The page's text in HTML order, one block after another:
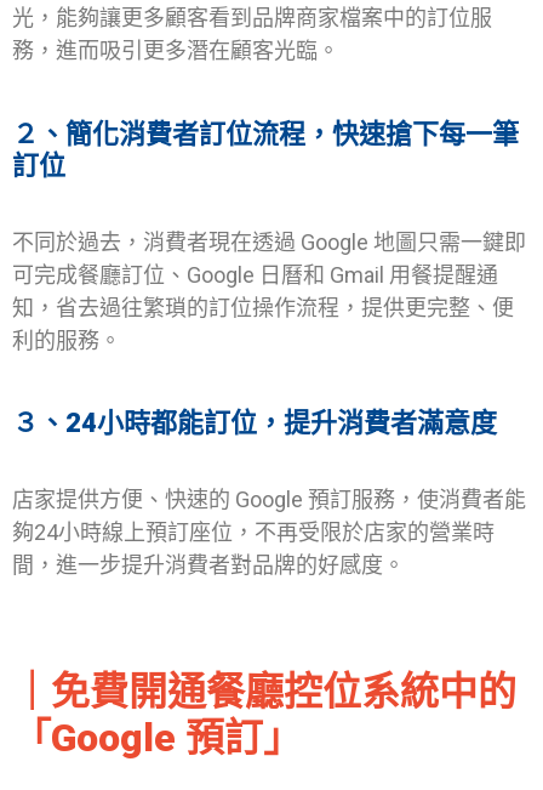
光，能夠讓更多顧客看到品牌商家檔案中的訂位服
務，進而吸引更多潛在顧客光臨。
２、 簡化消費者訂位流程，快速搶下每一筆
訂位
不同於過去，消費者現在透過 Google 地圖只需一鍵即
可完成餐廳訂位、Google 日曆和 Gmail 用餐提醒通
知，省去過往繁瑣的訂位操作流程，提供更完整、便
利的服務。
３、 24小時都能訂位，提升消費者滿意度
店家提供方便、快速的 Google 預訂服務，使消費者能
夠24小時線上預訂座位，不再受限於店家的營業時
間，進一步提升消費者對品牌的好感度。
｜免費開通餐廳控位系統中的
「Google 預訂」